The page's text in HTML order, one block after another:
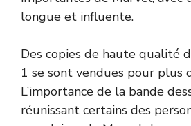
longue et influente.
Des copies de haute qualité
1 se sont vendues pour plus
L’importance de la bande
réunissant certains des